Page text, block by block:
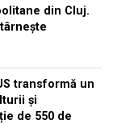
din Cluj.
transformă un
și
de 550 de